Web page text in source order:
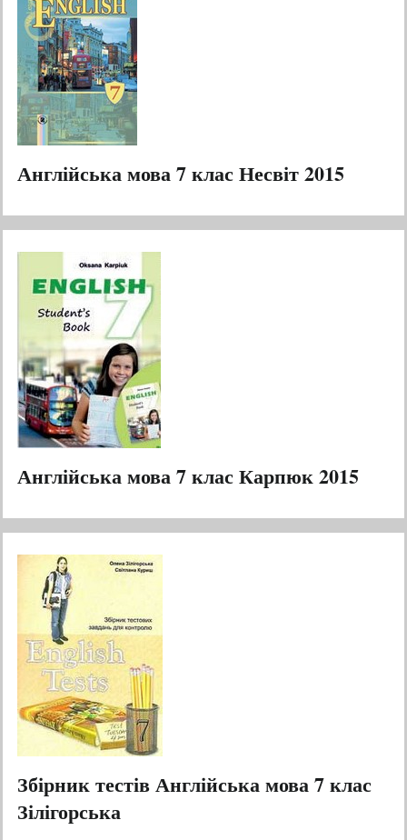
Англійська мова 7 клас Несвіт 2015
Англійська мова 7 клас Карпюк 2015
Збірник тестів Англійська мова 7 клас
Зілігорська